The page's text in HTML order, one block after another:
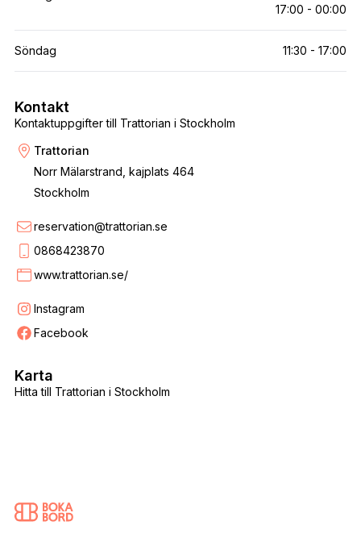
17:00 - 00:00
Söndag 11:30 - 17:00
Kontaktuppgifter till Trattorian i Stockholm
Kontakt
Trattorian
Norr Mälarstrand, kajplats 464
Stockholm
reservation@trattorian.se
0868423870
www.trattorian.se/
Instagram
Facebook
Hitta till Trattorian i Stockholm
Karta